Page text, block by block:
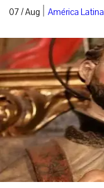
07 / Aug | América Latina